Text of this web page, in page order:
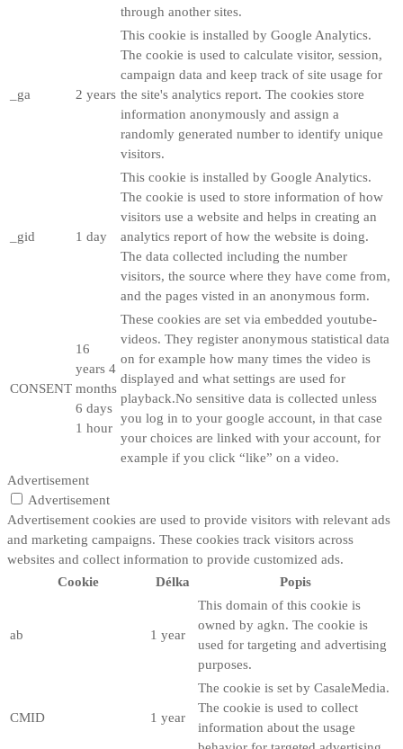
through another sites.
_ga 2 years
This cookie is installed by Google Analytics.
The cookie is used to calculate visitor, session,
campaign data and keep track of site usage for
the site's analytics report. The cookies store
information anonymously and assign a
randomly generated number to identify unique
visitors.
_gid 1 day
This cookie is installed by Google Analytics.
The cookie is used to store information of how
visitors use a website and helps in creating an
analytics report of how the website is doing.
The data collected including the number
visitors, the source where they have come from,
and the pages visted in an anonymous form.
CONSENT
16
years 4
months
6 days
1 hour
These cookies are set via embedded youtube-
videos. They register anonymous statistical data
on for example how many times the video is
displayed and what settings are used for
playback.No sensitive data is collected unless
you log in to your google account, in that case
your choices are linked with your account, for
example if you click “like” on a video.
Advertisement
Advertisement
Advertisement cookies are used to provide visitors with relevant ads
and marketing campaigns. These cookies track visitors across
websites and collect information to provide customized ads.
Cookie
Délka Popis
ab 1 year
This domain of this cookie is
owned by agkn. The cookie is
used for targeting and advertising
purposes.
CMID 1 year
The cookie is set by CasaleMedia.
The cookie is used to collect
information about the usage